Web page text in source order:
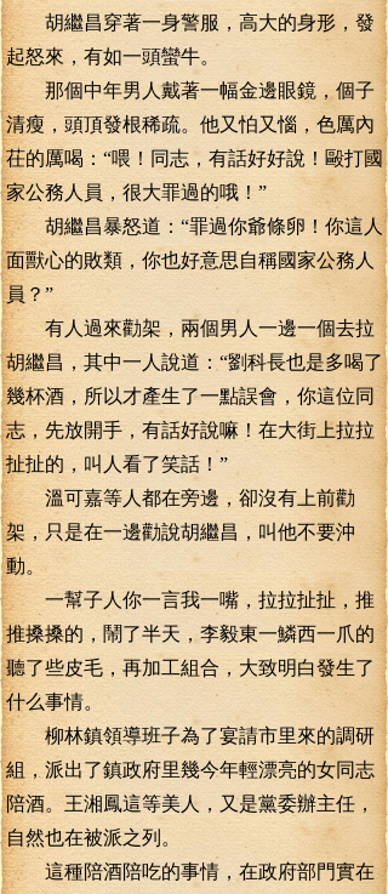
胡繼昌穿著一身警服，高大的身形，發
起怒來，有如一頭蠻牛。
那個中年男人戴著一幅金邊眼鏡，個子
清瘦，頭頂發根稀疏。他又怕又惱，色厲內
茌的厲喝：“喂！同志，有話好好說！毆打國
家公務人員，很大罪過的哦！”
胡繼昌暴怒道：“罪過你爺條卵！你這人
面獸心的敗類，你也好意思自稱國家公務人
員？”
有人過來勸架，兩個男人一邊一個去拉
胡繼昌，其中一人說道：“劉科長也是多喝了
幾杯酒，所以才產生了一點誤會，你這位同
志，先放開手，有話好說嘛！在大街上拉拉
扯扯的，叫人看了笑話！”
溫可嘉等人都在旁邊，卻沒有上前勸
架，只是在一邊勸說胡繼昌，叫他不要沖
動。
一幫子人你一言我一嘴，拉拉扯扯，推
推搡搡的，鬧了半天，李毅東一鱗西一爪的
聽了些皮毛，再加工組合，大致明白發生了
什么事情。
柳林鎮領導班子為了宴請市里來的調研
組，派出了鎮政府里幾今年輕漂亮的女同志
陪酒。王湘鳳這等美人，又是黨委辦主任，
自然也在被派之列。
這種陪酒陪吃的事情，在政府部門實在